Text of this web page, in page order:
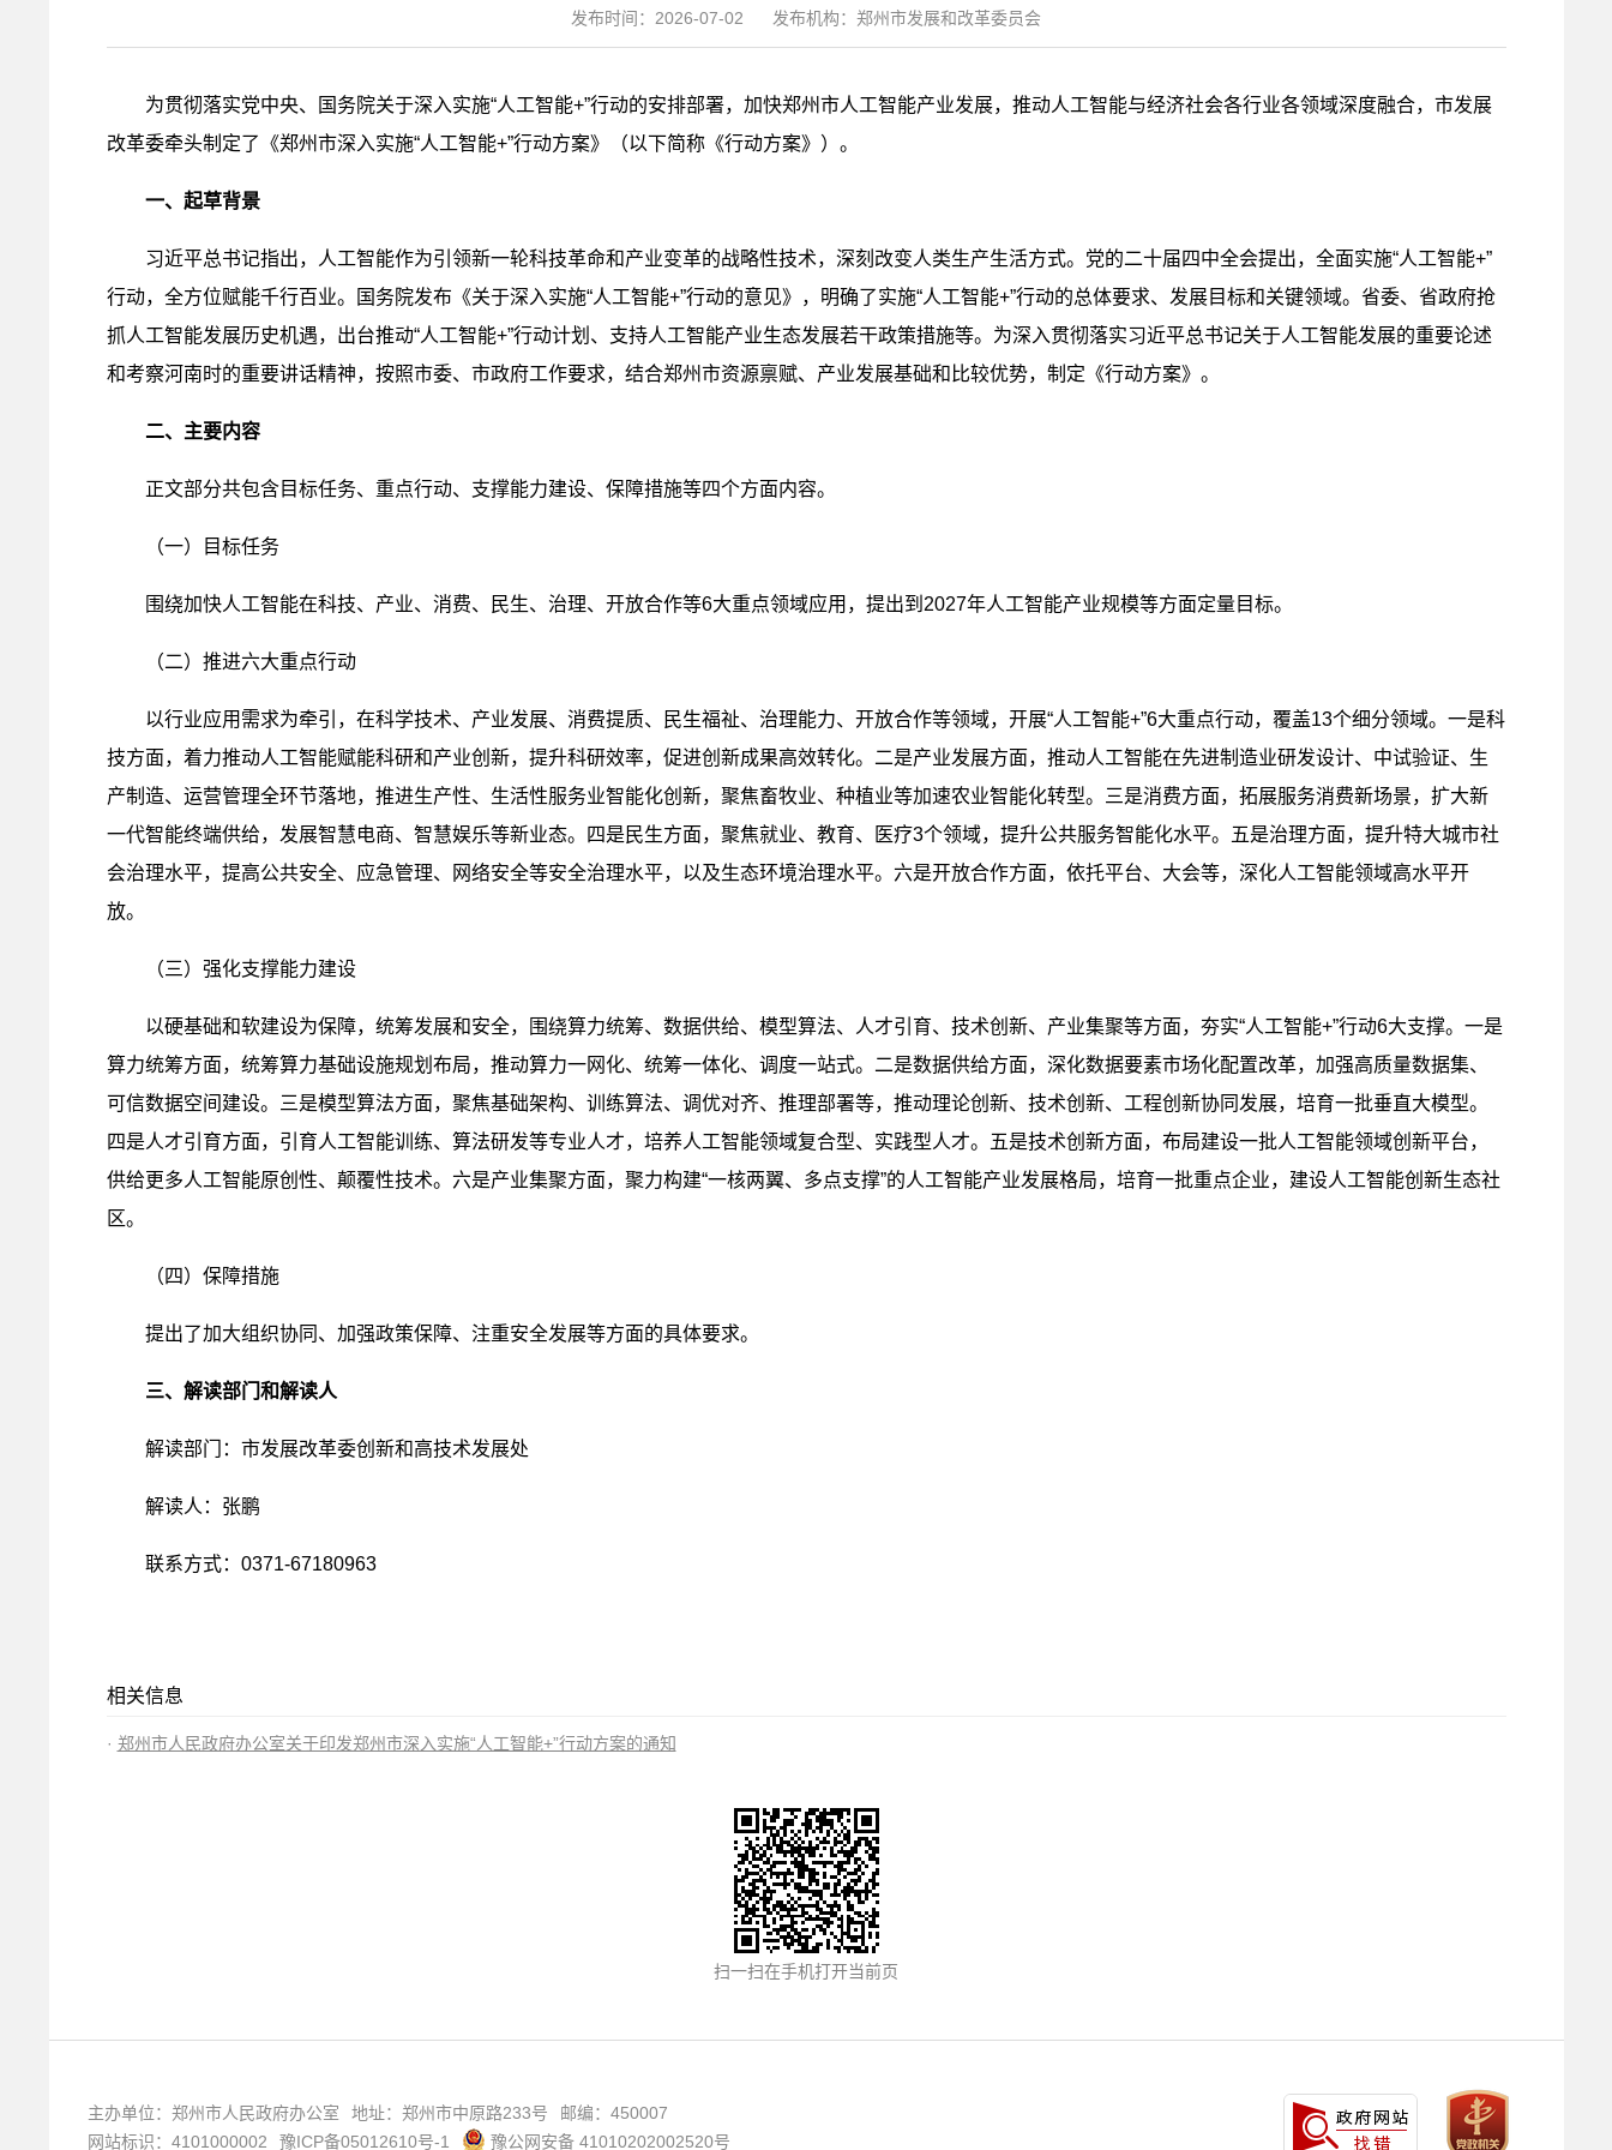
发布时间：2026-07-02 发布机构：郑州市发展和改革委员会
为贯彻落实党中央、国务院关于深入实施“人工智能+”行动的安排部署，加快郑州市人工智能产业发展，推动人工智能与经济社会各行业各领域深度融合，市发展
改革委牵头制定了《郑州市深入实施“人工智能+”行动方案》（以下简称《行动方案》）。
一、起草背景
习近平总书记指出，人工智能作为引领新一轮科技革命和产业变革的战略性技术，深刻改变人类生产生活方式。党的二十届四中全会提出，全面实施“人工智能+”
行动，全方位赋能千行百业。国务院发布《关于深入实施“人工智能+”行动的意见》，明确了实施“人工智能+”行动的总体要求、发展目标和关键领域。省委、省政府抢
抓人工智能发展历史机遇，出台推动“人工智能+”行动计划、支持人工智能产业生态发展若干政策措施等。为深入贯彻落实习近平总书记关于人工智能发展的重要论述
和考察河南时的重要讲话精神，按照市委、市政府工作要求，结合郑州市资源禀赋、产业发展基础和比较优势，制定《行动方案》。
二、主要内容
正文部分共包含目标任务、重点行动、支撑能力建设、保障措施等四个方面内容。
（一）目标任务
围绕加快人工智能在科技、产业、消费、民生、治理、开放合作等6大重点领域应用，提出到2027年人工智能产业规模等方面定量目标。
（二）推进六大重点行动
以行业应用需求为牵引，在科学技术、产业发展、消费提质、民生福祉、治理能力、开放合作等领域，开展“人工智能+”6大重点行动，覆盖13个细分领域。一是科
技方面，着力推动人工智能赋能科研和产业创新，提升科研效率，促进创新成果高效转化。二是产业发展方面，推动人工智能在先进制造业研发设计、中试验证、生
产制造、运营管理全环节落地，推进生产性、生活性服务业智能化创新，聚焦畜牧业、种植业等加速农业智能化转型。三是消费方面，拓展服务消费新场景，扩大新
一代智能终端供给，发展智慧电商、智慧娱乐等新业态。四是民生方面，聚焦就业、教育、医疗3个领域，提升公共服务智能化水平。五是治理方面，提升特大城市社
会治理水平，提高公共安全、应急管理、网络安全等安全治理水平，以及生态环境治理水平。六是开放合作方面，依托平台、大会等，深化人工智能领域高水平开
放。
（三）强化支撑能力建设
以硬基础和软建设为保障，统筹发展和安全，围绕算力统筹、数据供给、模型算法、人才引育、技术创新、产业集聚等方面，夯实“人工智能+”行动6大支撑。一是
算力统筹方面，统筹算力基础设施规划布局，推动算力一网化、统筹一体化、调度一站式。二是数据供给方面，深化数据要素市场化配置改革，加强高质量数据集、
可信数据空间建设。三是模型算法方面，聚焦基础架构、训练算法、调优对齐、推理部署等，推动理论创新、技术创新、工程创新协同发展，培育一批垂直大模型。
四是人才引育方面，引育人工智能训练、算法研发等专业人才，培养人工智能领域复合型、实践型人才。五是技术创新方面，布局建设一批人工智能领域创新平台，
供给更多人工智能原创性、颠覆性技术。六是产业集聚方面，聚力构建“一核两翼、多点支撑”的人工智能产业发展格局，培育一批重点企业，建设人工智能创新生态社
区。
（四）保障措施
提出了加大组织协同、加强政策保障、注重安全发展等方面的具体要求。
三、解读部门和解读人
解读部门：市发展改革委创新和高技术发展处
解读人：张鹏
联系方式：0371-67180963
相关信息
郑州市人民政府办公室关于印发郑州市深入实施“人工智能+”行动方案的通知
主办单位：郑州市人民政府办公室 地址：郑州市中原路233号
邮编：450007
网站标识：4101000002
豫ICP备05012610号-1 豫公网安备 41010202002520号